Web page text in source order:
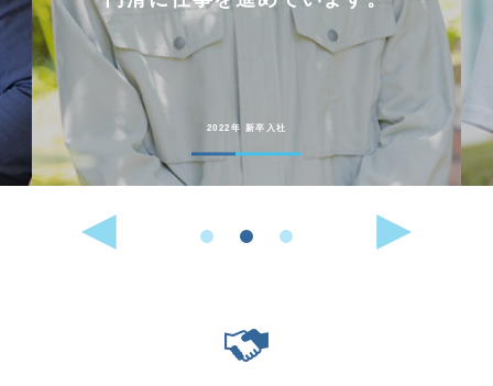
2022年 新卒入社